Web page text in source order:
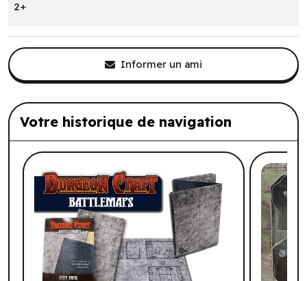
2+
Informer un ami
Votre historique de navigation
Liste de produits suggérés: Votre